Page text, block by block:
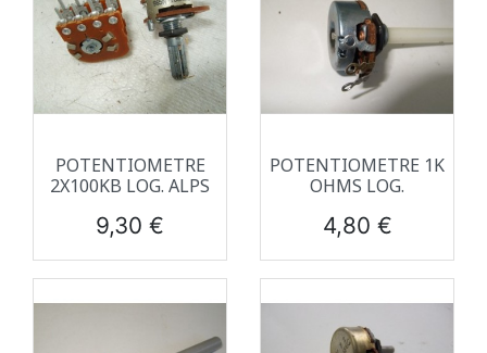
POTENTIOMETRE
2X100KB LOG. ALPS
Prix
9,30 €
POTENTIOMETRE 1K
OHMS LOG.
Prix
4,80 €